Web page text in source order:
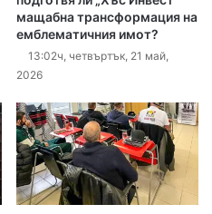
мащабна трансформация на
емблематичния имот?
13:02ч, четвъртък, 21 май,
2026